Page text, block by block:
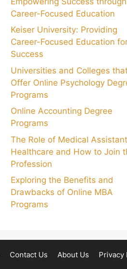
Career-Focused Education
Keiser University: Providing
Career-Focused Education
Success
Universities and Colleges
Offer Online Psychology
Programs
Online Accounting Degree
Programs
The Role of Medical
Healthcare and How to Join
Profession
Exploring the Benefits and
Drawbacks of Online MBA
Programs
Contact Us About Us Privacy